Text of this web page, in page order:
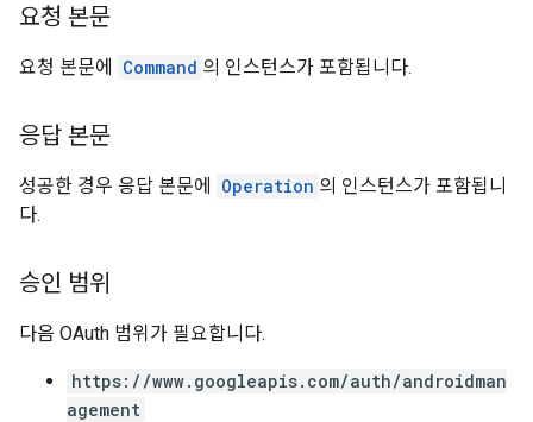
요청 본문
요청 본문에 Command 의 인스턴스가 포함됩니다.
응답 본문
성공한 경우 응답 본문에 Operation 의 인스턴스가 포함됩니
다.
승인 범위
다음 OAuth 범위가 필요합니다.
https://www.googleapis.com/auth/androidman
agement